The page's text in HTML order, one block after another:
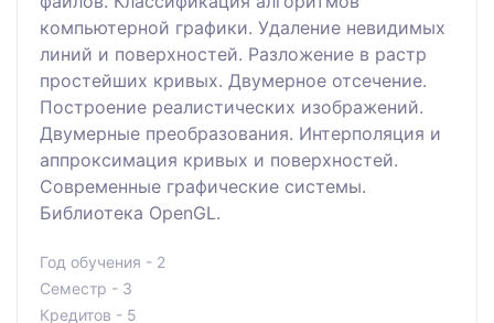
компьютерной графики. Удаление невидимых
линий и поверхностей. Разложение в растр
простейших кривых. Двумерное отсечение.
Построение реалистических изображений.
Двумерные преобразования. Интерполяция и
аппроксимация кривых и поверхностей.
Современные графические системы.
Библиотека OpenGL.
Год обучения - 2
Семестр - 3
Кредитов - 5